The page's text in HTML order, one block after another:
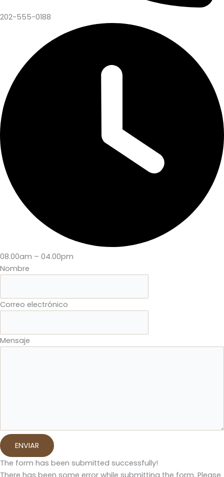
202-555-0188
08.00am – 04.00pm
Nombre
Correo electrónico
Mensaje
ENVIAR
The form has been submitted successfully!